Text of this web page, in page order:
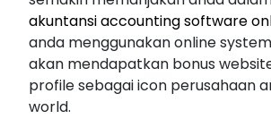
akuntansi accounting software
anda menggunakan online
akan mendapatkan bonus
profile sebagai icon perusahaan
world.